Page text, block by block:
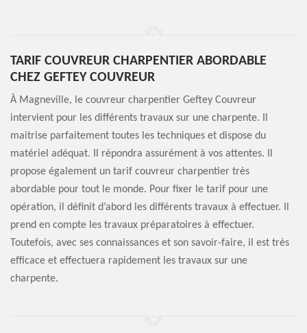
TARIF COUVREUR CHARPENTIER ABORDABLE
CHEZ GEFTEY COUVREUR
À Magneville, le couvreur charpentier Geftey Couvreur
intervient pour les différents travaux sur une charpente. Il
maitrise parfaitement toutes les techniques et dispose du
matériel adéquat. Il répondra assurément à vos attentes. Il
propose également un tarif couvreur charpentier très
abordable pour tout le monde. Pour fixer le tarif pour une
opération, il définit d’abord les différents travaux à effectuer. Il
prend en compte les travaux préparatoires à effectuer.
Toutefois, avec ses connaissances et son savoir-faire, il est très
efficace et effectuera rapidement les travaux sur une
charpente.